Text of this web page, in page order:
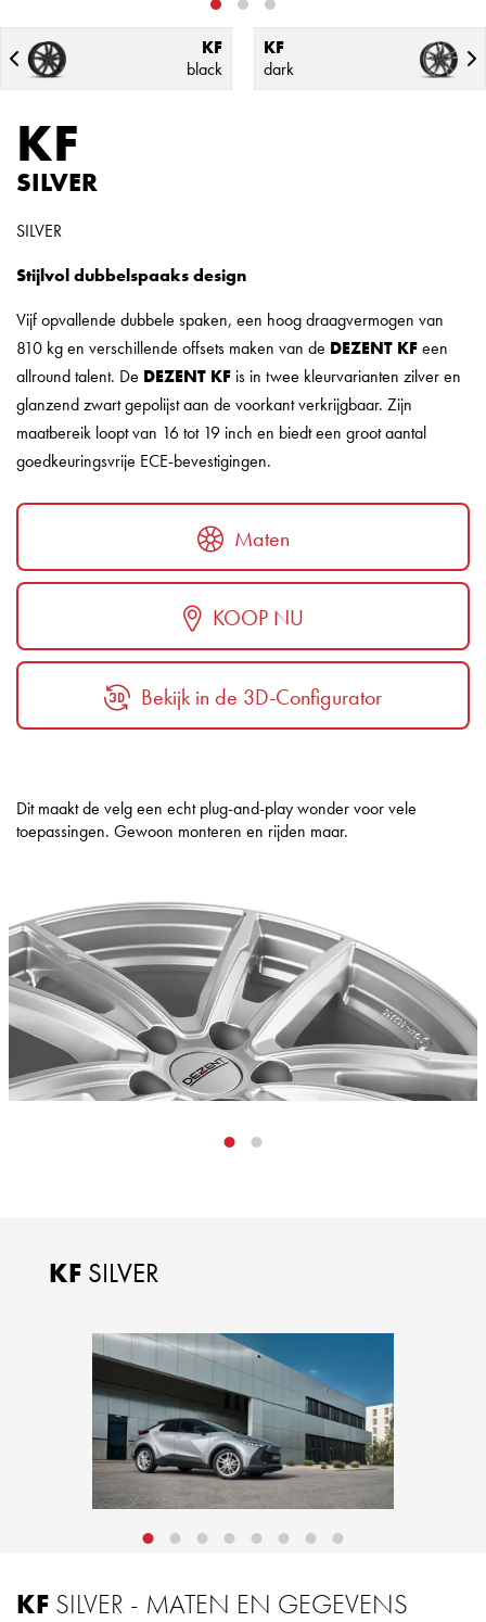
KF
black
KF
dark
KF
SILVER
SILVER
Stijlvol dubbelspaaks design
Vijf opvallende dubbele spaken, een hoog draagvermogen van
810 kg en verschillende offsets maken van de DEZENT KFeen
allround talent. De DEZENT KF is in twee kleurvarianten zilver en
glanzend zwart gepolijst aan de voorkant verkrijgbaar. Zijn
maatbereik loopt van 16 tot 19 inch en biedt een groot aantal
goedkeuringsvrije ECE-bevestigingen.
Maten
KOOP NU
Bekijk in de 3D-Configurator
Dit maakt de velg een echt plug-and-play wonder voor vele
toepassingen. Gewoon monteren en rijden maar.
KF SILVER
KF SILVER - MATEN EN GEGEVENS